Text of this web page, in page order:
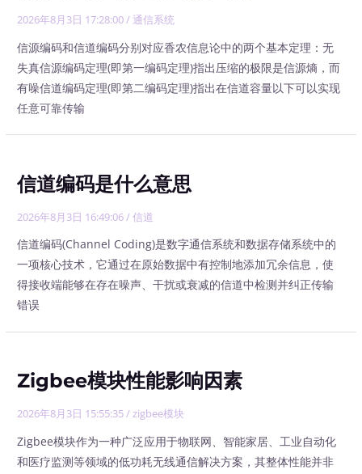
2026年8月3日 17:28:00/ 通信系统
信源编码和信道编码分别对应香农信息论中的两个基本定理：无
失真信源编码定理(即第一编码定理)指出压缩的极限是信源熵，而
有噪信道编码定理(即第二编码定理)指出在信道容量以下可以实现
任意可靠传输
信道编码是什么意思
2026年8月3日 16:49:06/信道
信道编码(Channel Coding)是数字通信系统和数据存储系统中的
一项核心技术，它通过在原始数据中有控制地添加冗余信息，使
得接收端能够在存在噪声、干扰或衰减的信道中检测并纠正传输
错误
Zigbee模块性能影响因素
2026年8月3日 15:55:35/zigbee模块
Zigbee模块作为一种广泛应用于物联网、智能家居、工业自动化
和医疗监测等领域的低功耗无线通信解决方案，其整体性能并非